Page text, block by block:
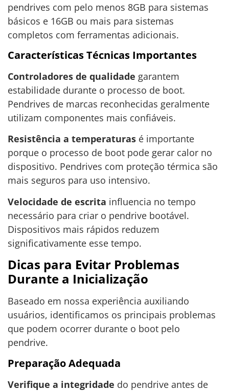
pendrives com pelo menos 8GB para sistemas
básicos e 16GB ou mais para sistemas
completos com ferramentas adicionais.
Características Técnicas Importantes
Controladores de qualidade garantem
estabilidade durante o processo de boot.
Pendrives de marcas reconhecidas geralmente
utilizam componentes mais confiáveis.
Resistência a temperaturas é importante
porque o processo de boot pode gerar calor no
dispositivo. Pendrives com proteção térmica são
mais seguros para uso intensivo.
Velocidade de escrita influencia no tempo
necessário para criar o pendrive bootável.
Dispositivos mais rápidos reduzem
significativamente esse tempo.
Dicas para Evitar Problemas
Durante a Inicialização
Baseado em nossa experiência auxiliando
usuários, identificamos os principais problemas
que podem ocorrer durante o boot pelo
pendrive.
Preparação Adequada
Verifique a integridade do pendrive antes de